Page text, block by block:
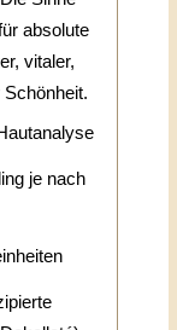
absolute
vitaler,
je nach